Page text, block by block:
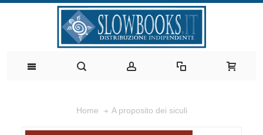
Home A proposito dei siculi